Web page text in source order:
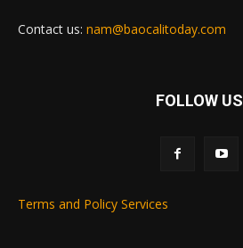
Contact us: nam@baocalitoday.com
FOLLOW US
Terms and Policy Services